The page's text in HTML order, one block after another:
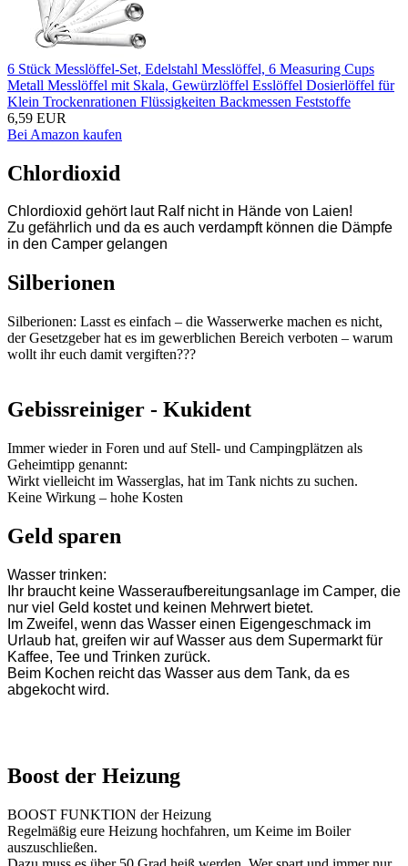
6 Stück Messlöffel-Set, Edelstahl Messlöffel, 6 Measuring Cups
Metall Messlöffel mit Skala, Gewürzlöffel Esslöffel Dosierlöffel für
Klein Trockenrationen Flüssigkeiten Backmessen Feststoffe
6,59 EUR
Bei Amazon kaufen
Chlordioxid
Chlordioxid gehört laut Ralf nicht in Hände von Laien!
Zu gefährlich und da es auch verdampft können die Dämpfe
in den Camper gelangen
Silberionen
Silberionen: Lasst es einfach – die Wasserwerke machen es nicht,
der Gesetzgeber hat es im gewerblichen Bereich verboten – warum
wollt ihr euch damit vergiften???
Gebissreiniger - Kukident
Immer wieder in Foren und auf Stell- und Campingplätzen als
Geheimtipp genannt:
Wirkt vielleicht im Wasserglas, hat im Tank nichts zu suchen.
Keine Wirkung – hohe Kosten
Geld sparen
Wasser trinken:
Ihr braucht keine Wasseraufbereitungsanlage im Camper, die
nur viel Geld kostet und keinen Mehrwert bietet.
Im Zweifel, wenn das Wasser einen Eigengeschmack im
Urlaub hat, greifen wir auf Wasser aus dem Supermarkt für
Kaffee, Tee und Trinken zurück.
Beim Kochen reicht das Wasser aus dem Tank, da es
abgekocht wird.
Boost der Heizung
BOOST FUNKTION der Heizung
Regelmäßig eure Heizung hochfahren, um Keime im Boiler
auszuschließen.